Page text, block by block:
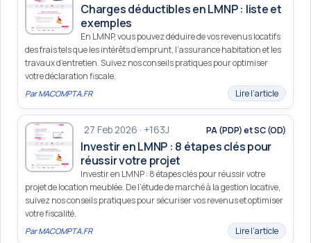
Charges déductibles en LMNP : liste et
exemples
En LMNP, vous pouvez déduire de vos revenus locatifs
des frais tels que les intérêts d’emprunt, l’assurance habitation et les
travaux d’entretien. Suivez nos conseils pratiques pour optimiser
votre déclaration fiscale.
ParMACOMPTA.FR Lire l’article
27 Feb 2026 · +163J PA (PDP) et SC (OD)
Investir en LMNP : 8 étapes clés pour
réussir votre projet
Investir en LMNP : 8 étapes clés pour réussir votre
projet de location meublée. De l’étude de marché à la gestion locative,
suivez nos conseils pratiques pour sécuriser vos revenus et optimiser
votre fiscalité.
ParMACOMPTA.FR Lire l’article